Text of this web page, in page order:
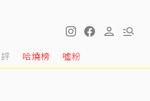
哈燒榜 噓粉